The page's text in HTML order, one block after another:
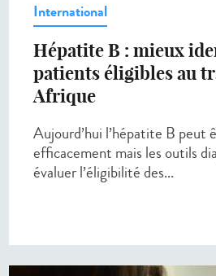
International
Hépatite B : mieux
patients éligibles au
Afrique
Aujourd’hui l’hépatite B peut
efficacement mais les outils
évaluer l’éligibilité des...